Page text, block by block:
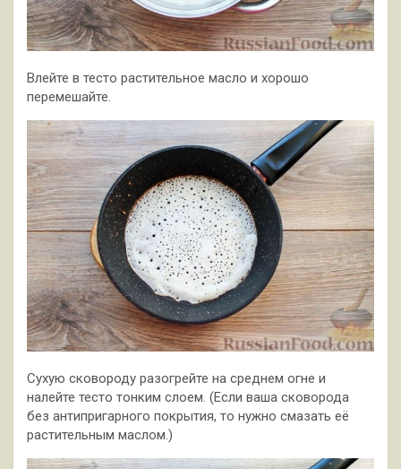
Влейте в тесто растительное масло и хорошо
перемешайте.
Сухую сковороду разогрейте на среднем огне и
налейте тесто тонким слоем. (Если ваша сковорода
без антипригарного покрытия, то нужно смазать её
растительным маслом.)